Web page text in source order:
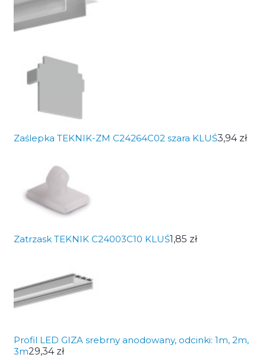
Zaślepka TEKNIK-ZM C24264C02 szara KLUŚ3,94 zł
Zatrzask TEKNIK C24003C10 KLUŚ1,85 zł
Profil LED GIZA srebrny anodowany, odcinki: 1m, 2m,
3m29,34 zł